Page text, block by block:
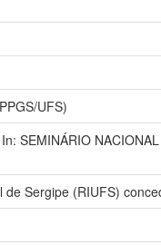
UFS)
SEMINÁRIO
Sergipe (RIUFS)